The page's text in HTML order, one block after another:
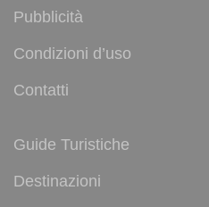
Pubblicità
Condizioni d’uso
Contatti
Guide Turistiche
Destinazioni